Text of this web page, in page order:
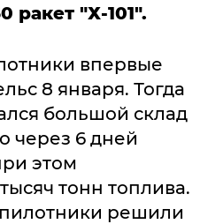
ракет "Х-101".
впервые
8 января. Тогда
большой склад
через 6 дней
этом
тонн топлива.
решили